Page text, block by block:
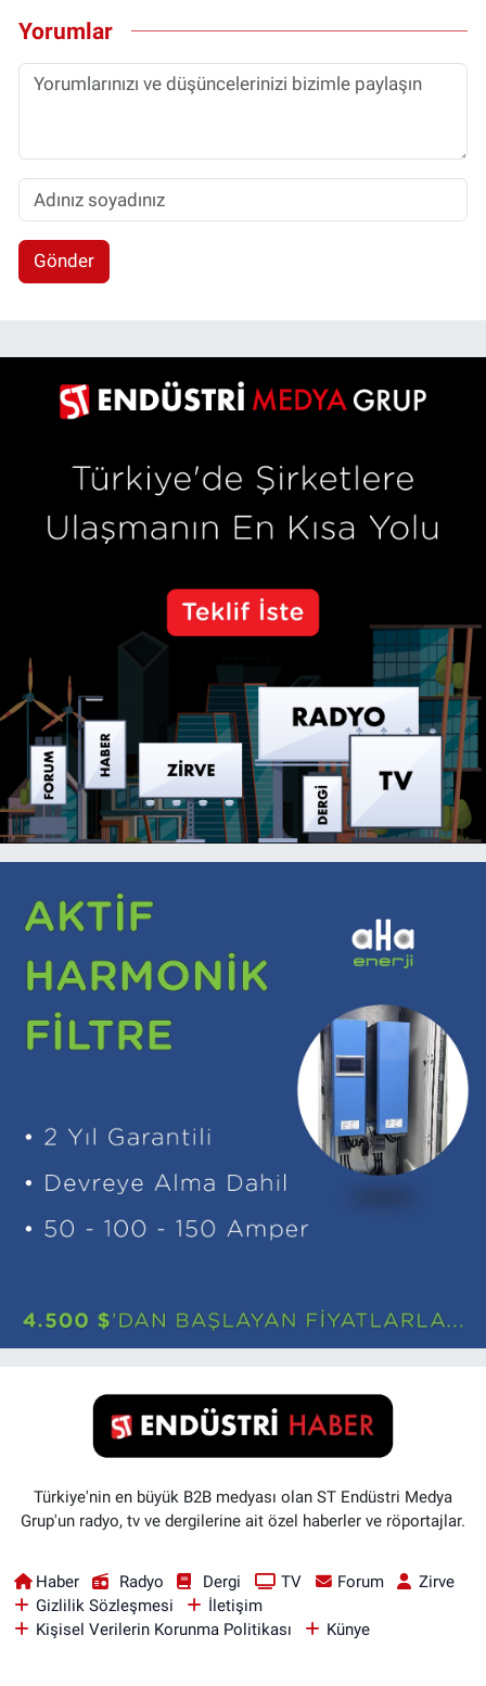
Yorumlar
Gönder
Türkiye'nin en büyük B2B medyası olan ST Endüstri Medya
Grup'un radyo, tv ve dergilerine ait özel haberler ve röportajlar.
Haber Radyo Dergi TV Forum
Zirve
Gizlilik Sözleşmesi
İletişim
Kişisel Verilerin Korunma Politikası
Künye